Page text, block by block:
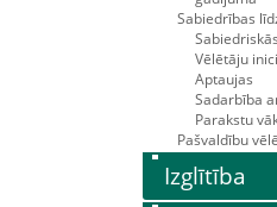
Sabiedrības
Vēlētāju
Aptaujas
Sadarbība
Parakstu
Pašvaldību
Izglītība